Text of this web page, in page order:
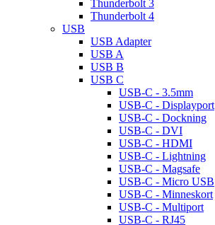
Thunderbolt 3
Thunderbolt 4
USB
USB Adapter
USB A
USB B
USB C
USB-C - 3.5mm
USB-C - Displayport
USB-C - Dockning
USB-C - DVI
USB-C - HDMI
USB-C - Lightning
USB-C - Magsafe
USB-C - Micro USB
USB-C - Minneskort
USB-C - Multiport
USB-C - RJ45